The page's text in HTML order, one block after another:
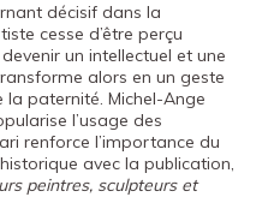
décisif dans la
cesse d’être perçu
un intellectuel et une
alors en un geste
paternité. Michel-Ange
l’usage des
renforce l’importance du
avec la publication,
peintres, sculpteurs et